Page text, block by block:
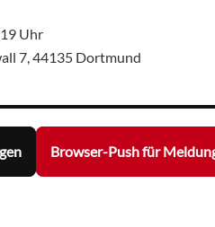
Uhr
7, 44135 Dortmund
Browser-Push für